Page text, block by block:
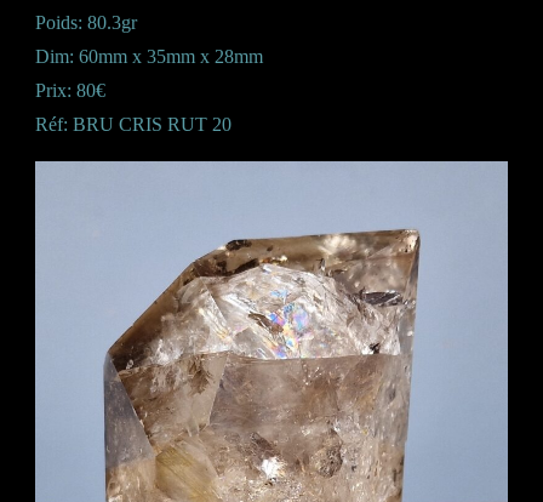
Poids: 80.3gr
Dim: 60mm x 35mm x 28mm
Prix: 80€
Réf: BRU CRIS RUT 20